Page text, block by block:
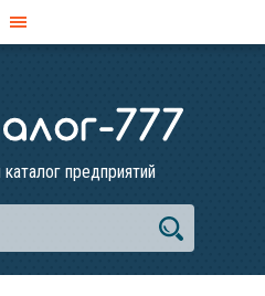
предприятий